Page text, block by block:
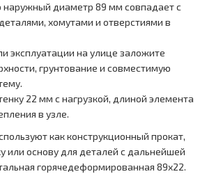
наружный диаметр 89 мм совпадает с
хомутами и отверстиями в
эксплуатации на улице заложите
грунтование и совместимую
22 мм с нагрузкой, длиной элемента
в узле.
как конструкционный прокат,
или основу для деталей с дальнейшей
горячедеформированная 89x22.